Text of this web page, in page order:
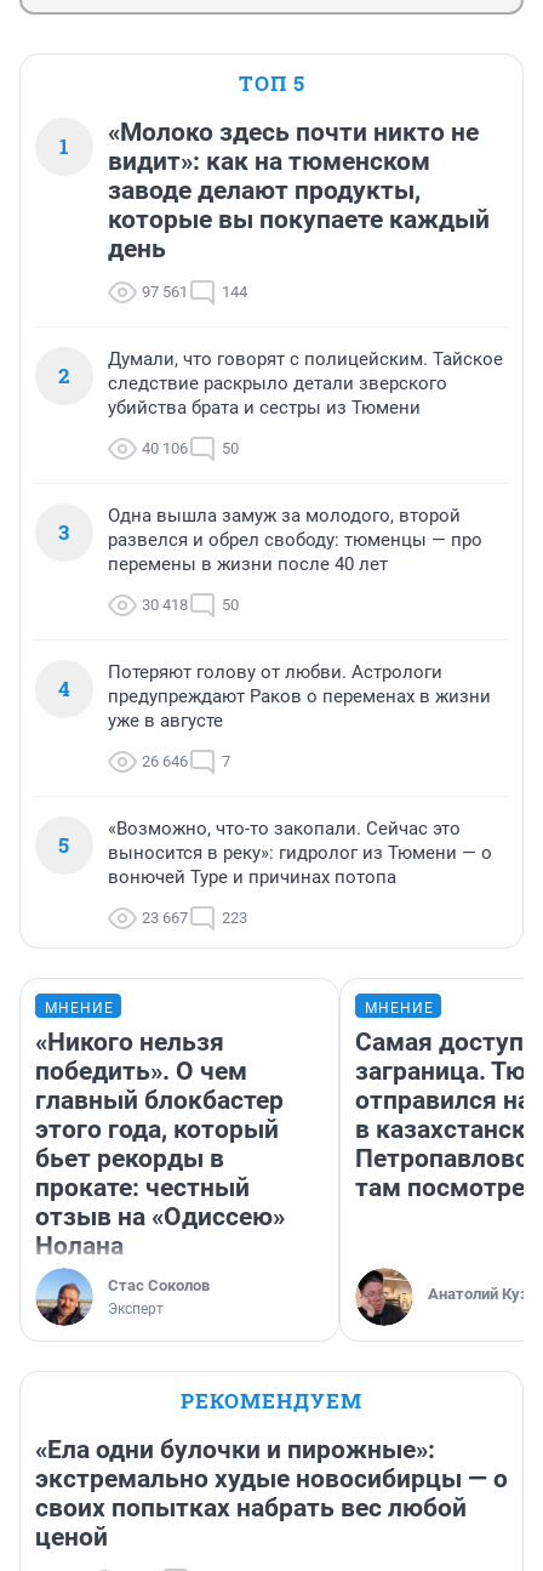
ТОП 5
1
«Молоко здесь почти никто не
видит»: как на тюменском
заводе делают продукты,
которые вы покупаете каждый
день
97 561 144
2
Думали, что говорят с полицейским. Тайское
следствие раскрыло детали зверского
убийства брата и сестры из Тюмени
40 106 50
3
Одна вышла замуж за молодого, второй
развелся и обрел свободу: тюменцы — про
перемены в жизни после 40 лет
30 418 50
4
Потеряют голову от любви. Астрологи
предупреждают Раков о переменах в жизни
уже в августе
26 646 7
5
«Возможно, что-то закопали. Сейчас это
выносится в реку»: гидролог из Тюмени — о
вонючей Туре и причинах потопа
23 667 223
МНЕНИЕ
«Никого нельзя
победить». О чем
главный блокбастер
этого года, который
бьет рекорды в
прокате: честный
отзыв на «Одиссею»
Нолана
Стас Соколов
Эксперт
МНЕНИЕ
Самая
заграница.
отправился
в
там
Анатолий
РЕКОМЕНДУЕМ
«Ела одни булочки и пирожные»:
экстремально худые новосибирцы — о
своих попытках набрать вес любой
ценой